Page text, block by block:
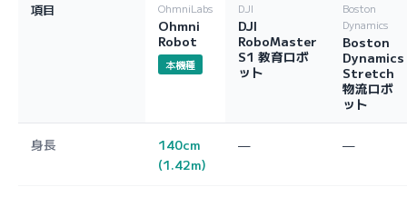
項目 OhmniLabs
Ohmni
Robot
本機種
DJI
DJI
RoboMaster
S1 教育ロボ
ット
Boston
Dynamics
Boston
Dynamics
Stretch
物流ロボ
ット
身長
140cm
(1.42m)
— —